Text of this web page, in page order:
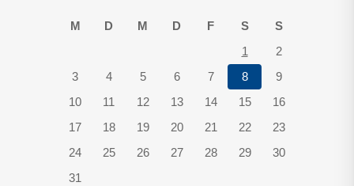
M D M D F S
S
1
2
3
4 5 6 7 8
9
10
11 12 13 14 15
16
17
18 19 20 21 22
23
24
25 26 27 28 29
30
31